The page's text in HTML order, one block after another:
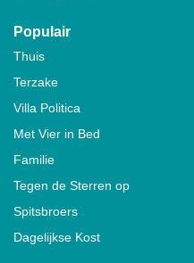
Populair
Thuis
Terzake
Villa Politica
Met Vier in Bed
Familie
Tegen de Sterren op
Spitsbroers
Dagelijkse Kost